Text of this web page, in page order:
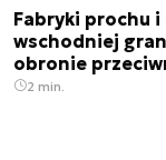
Fabryki prochu
wschodniej
obronie
2 min.